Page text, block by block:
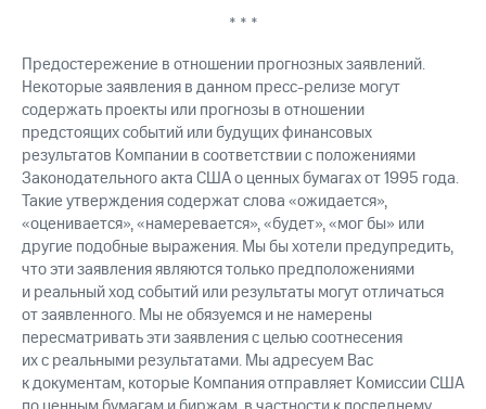
* * *
Предостережение в отношении прогнозных заявлений.
Некоторые заявления в данном пресс-релизе могут
содержать проекты или прогнозы в отношении
предстоящих событий или будущих финансовых
результатов Компании в соответствии с положениями
Законодательного акта США о ценных бумагах от 1995 года.
Такие утверждения содержат слова «ожидается»,
«оценивается», «намеревается», «будет», «мог бы» или
другие подобные выражения. Мы бы хотели предупредить,
что эти заявления являются только предположениями
и реальный ход событий или результаты могут отличаться
от заявленного. Мы не обязуемся и не намерены
пересматривать эти заявления с целью соотнесения
их с реальными результатами. Мы адресуем Вас
к документам, которые Компания отправляет Комиссии США